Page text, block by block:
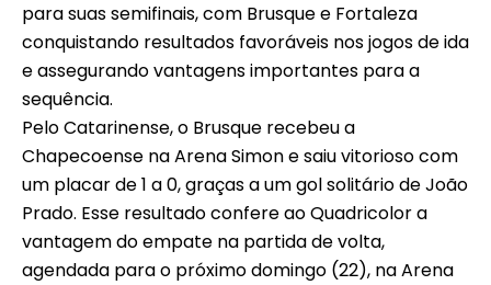
para suas semifinais, com Brusque e Fortaleza
conquistando resultados favoráveis nos jogos de ida
e assegurando vantagens importantes para a
sequência.
Pelo Catarinense, o Brusque recebeu a
Chapecoense na Arena Simon e saiu vitorioso com
um placar de 1 a 0, graças a um gol solitário de João
Prado. Esse resultado confere ao Quadricolor a
vantagem do empate na partida de volta,
agendada para o próximo domingo (22), na Arena